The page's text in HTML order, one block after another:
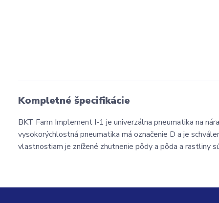
Kompletné špecifikácie
BKT Farm Implement I-1 je univerzálna pneumatika na
vysokorýchlostná pneumatika má označenie D a je
vlastnostiam je znížené zhutnenie pôdy a pôda a rastliny